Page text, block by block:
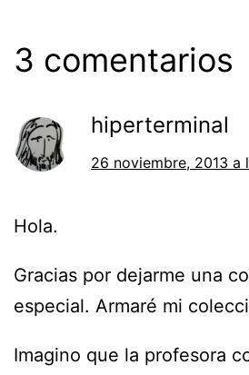
3 comentarios
hiperterminal
26 noviembre, 2013 a
Hola.
Gracias por dejarme una
especial. Armaré mi
Imagino que la profesora